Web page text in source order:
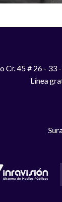
Cr. 45 # 26 -
Línea